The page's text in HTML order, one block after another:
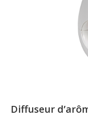
Diffuseur